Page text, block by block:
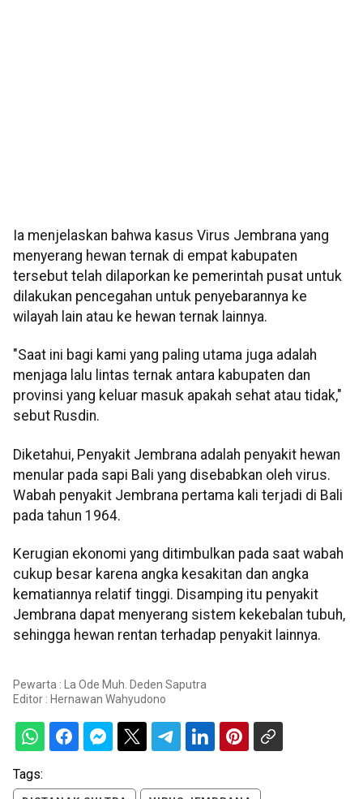
Ia menjelaskan bahwa kasus Virus Jembrana yang
menyerang hewan ternak di empat kabupaten
tersebut telah dilaporkan ke pemerintah pusat untuk
dilakukan pencegahan untuk penyebarannya ke
wilayah lain atau ke hewan ternak lainnya.
"Saat ini bagi kami yang paling utama juga adalah
menjaga lalu lintas ternak antara kabupaten dan
provinsi yang keluar masuk apakah sehat atau tidak,"
sebut Rusdin.
Diketahui, Penyakit Jembrana adalah penyakit hewan
menular pada sapi Bali yang disebabkan oleh virus.
Wabah penyakit Jembrana pertama kali terjadi di Bali
pada tahun 1964.
Kerugian ekonomi yang ditimbulkan pada saat wabah
cukup besar karena angka kesakitan dan angka
kematiannya relatif tinggi. Disamping itu penyakit
Jembrana dapat menyerang sistem kekebalan tubuh,
sehingga hewan rentan terhadap penyakit lainnya.
Pewarta : La Ode Muh. Deden Saputra
Editor : Hernawan Wahyudono
Tags: